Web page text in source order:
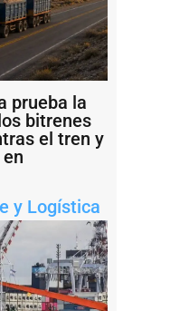
prueba la
bitrenes
el tren y
y Logística